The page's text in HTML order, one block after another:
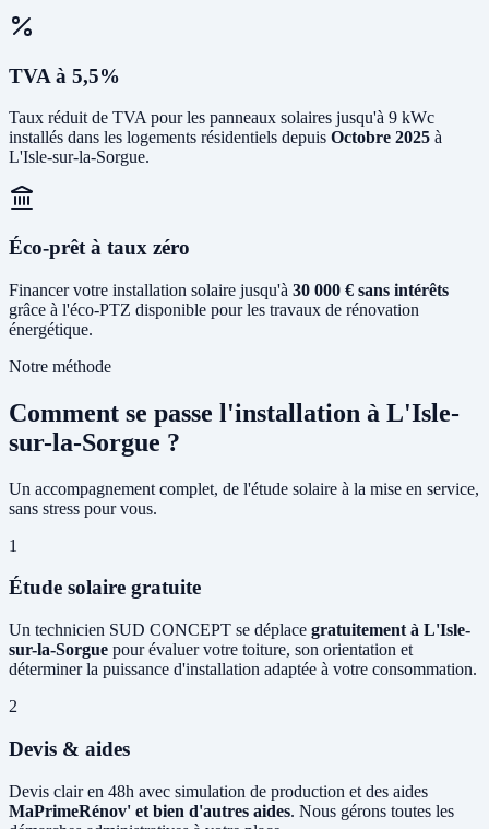
TVA à 5,5%
Taux réduit de TVA pour les panneaux solaires jusqu'à 9 kWc
installés dans les logements résidentiels depuis Octobre 2025 à
L'Isle-sur-la-Sorgue.
Éco-prêt à taux zéro
Financer votre installation solaire jusqu'à 30 000 € sans intérêts
grâce à l'éco-PTZ disponible pour les travaux de rénovation
énergétique.
Notre méthode
Comment se passe l'installation à L'Isle-
sur-la-Sorgue ?
Un accompagnement complet, de l'étude solaire à la mise en service,
sans stress pour vous.
1
Étude solaire gratuite
Un technicien SUD CONCEPT se déplace gratuitement à L'Isle-
sur-la-Sorgue pour évaluer votre toiture, son orientation et
déterminer la puissance d'installation adaptée à votre consommation.
2
Devis & aides
Devis clair en 48h avec simulation de production et des aides
MaPrimeRénov' et bien d'autres aides. Nous gérons toutes les